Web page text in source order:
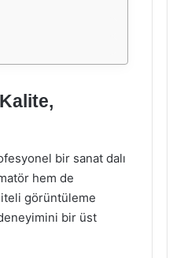
bir sanat dalı
hem de
görüntüleme
bir üst